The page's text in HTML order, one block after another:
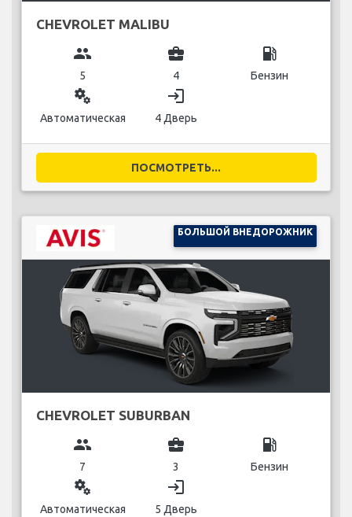
CHEVROLET MALIBU
group
5
business_center
4
local_gas_station
Бензин
miscellaneous_services
Автоматическая
login
4 Дверь
ПОСМОТРЕТЬ...
БОЛЬШОЙ ВНЕДОРОЖНИК
CHEVROLET SUBURBAN
group
7
business_center
3
local_gas_station
Бензин
miscellaneous_services
Автоматическая
login
5 Дверь